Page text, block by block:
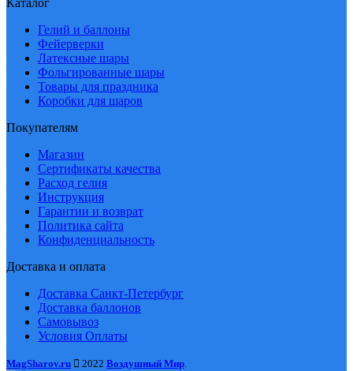
Каталог
Гелий и баллоны
Фейерверки
Латексные шары
Фольгированные шары
Товары для праздника
Коробки для шаров
Покупателям
Магазин
Сертификаты качества
Расход гелия
Инструкция
Гарантии и возврат
Политика сайта
Конфиденциальность
Доставка и оплата
Доставка Санкт-Петербург
Доставка баллонов
Самовывоз
Условия Оплаты
MagSharov.ru 2022 Воздушный Мир.